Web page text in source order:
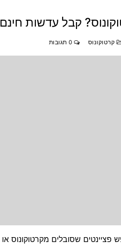
קבל עדשות
קרטוקונוס